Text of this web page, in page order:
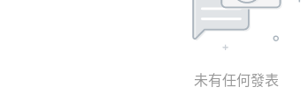
未有任何發表